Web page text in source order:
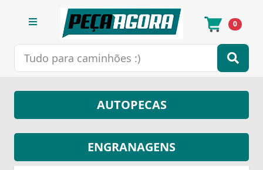
0
AUTOPECAS
ENGRANAGENS